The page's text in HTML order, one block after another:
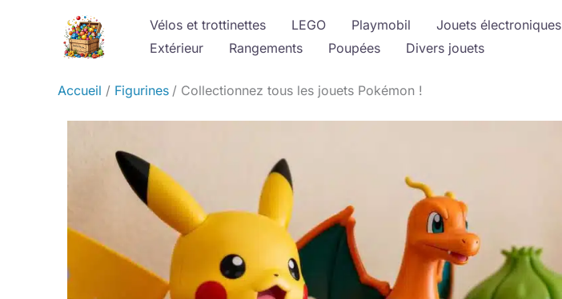
Vélos et trottinettes LEGO Playmobil Jouets électroniques
Extérieur
Rangements Poupées Divers jouets
Accueil Figurines Collectionnez tous les jouets Pokémon !